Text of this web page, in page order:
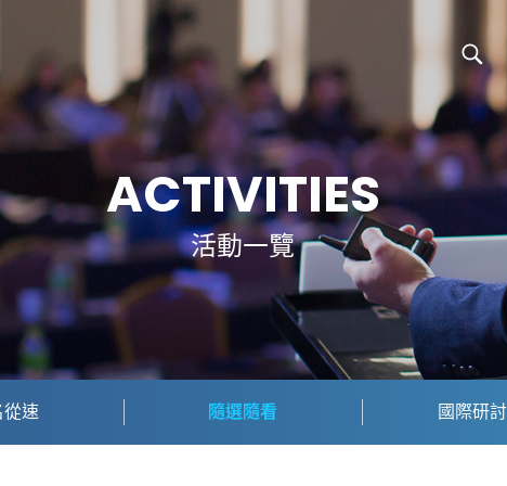
ACTIVITIES
活動一覽
速 隨選隨看 國際研